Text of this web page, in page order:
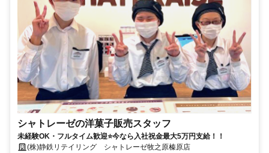
シャトレーゼの洋菓子販売スタッフ
未経験OK・フルタイム歓迎⭐今なら入社祝金最大5万円支給！！
(株)静鉄リテイリング シャトレーゼ牧之原榛原店